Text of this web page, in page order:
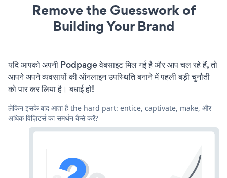
Remove the Guesswork of
Building Your Brand
यदि आपको अपनी Podpage वेबसाइट मिल गई है और आप चल रहे हैं, तो
आपने अपने व्यवसायों की ऑनलाइन उपस्थिति बनाने में पहली बड़ी चुनौती
को पार कर लिया है। बधाई हो!
लेकिन इसके बाद आता है the hard part: entice, captivate, make, और
अधिक विज़िटर्स का समर्थन कैसे करें?